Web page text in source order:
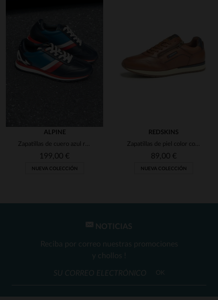
ALPINE
Zapatillas de cuero azul real alpino
199,00 €
NUEVA COLECCIÓN
REDSKINS
Zapatillas de piel color coñac con cordones y cremallera
89,00 €
NUEVA COLECCIÓN
NOTICIAS
Reciba por correo nuestras promociones
y chollos !
OK